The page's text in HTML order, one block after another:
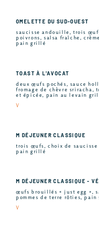
OMELETTE DU SUD-OUEST
saucisse andouille, trois
poivrons, salsa fraîche,
pain grillé
TOAST À L'AVOCAT
deux œufs pochés, sauce
fromage de chèvre sriracha,
et épicée, pain au levain
V
M DÉJEUNER CLASSIQUE
trois œufs, choix de saucisse
pain grillé
M DÉJEUNER CLASSIQUE -
œufs brouillés « just egg »,
pommes de terre rôties, pain
V